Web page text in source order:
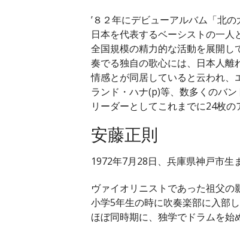
’８２年にデビューアルバム「北
日本を代表するベーシストの一
全国規模の精力的な活動を展開し
奏でる独自の歌心には、日本人離
情感とが同居していると云われ
ランド・ハナ(p)等、数多くのバン
リーダーとしてこれまでに24枚の
安藤正則
1972年7月28日、兵庫県神戸市生
ヴァイオリニストであった祖父の
小学5年生の時に吹奏楽部に入部
ほぼ同時期に、独学でドラムを始